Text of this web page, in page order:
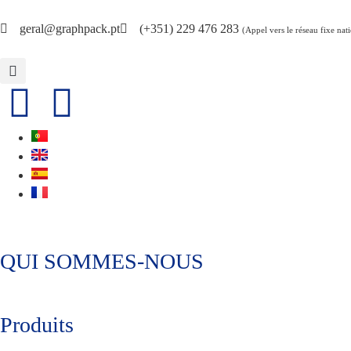
geral@graphpack.pt (+351) 229 476 283 (Appel vers le réseau fixe
QUI SOMMES-NOUS
Produits